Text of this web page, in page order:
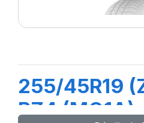
255/45R19
PZ4 (MO1A)